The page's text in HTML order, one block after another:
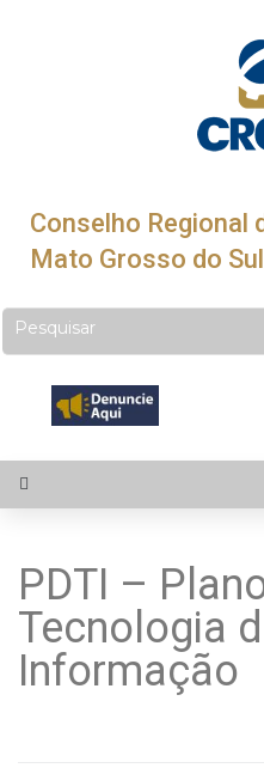
Conselho Regional
Mato Grosso do Sul
PDTI –
Tecnologia
Informação